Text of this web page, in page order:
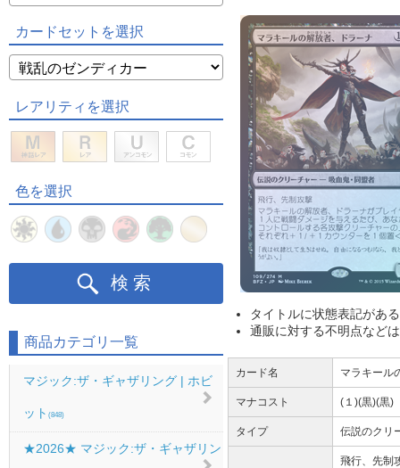
カードセットを選択
レアリティを選択
色を選択
検索
商品カテゴリ一覧
マジック:ザ・ギャザリング | ホビ
ット (848)
★2026★ マジック:ザ・ギャザリン
タイトルに状態表記があ
通販に対する不明点などは
カード名 マラキール
マナコスト (１)(黒)(黒)
タイプ 伝説のクリ
飛行、先制